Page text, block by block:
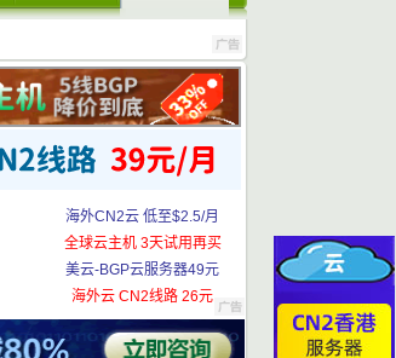
海外CN2云 低至$2.5/月
全球云主机 3天试用再买
美云-BGP云服务器49元
海外云 CN2线路 26元